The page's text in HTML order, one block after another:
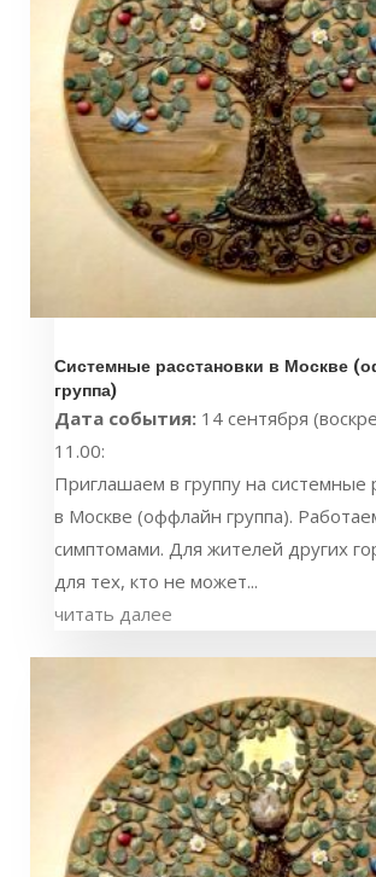
Системные расстановки в Москве
группа)
Дата события: 14 сентября
11.00:
Приглашаем в группу на системные
в Москве (оффлайн группа).
симптомами. Для жителей других
для тех, кто не может...
читать далее